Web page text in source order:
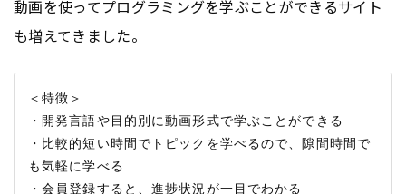
動画を使ってプログラミングを学ぶことができるサイト
も増えてきました。
＜特徴＞
・開発言語や目的別に動画形式で学ぶことができる
・比較的短い時間でトピックを学べるので、隙間時間で
も気軽に学べる